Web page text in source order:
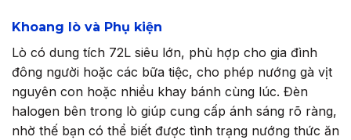
Khoang lò và Phụ kiện
Lò có dung tích 72L siêu lớn, phù hợp cho gia đình
đông người hoặc các bữa tiệc, cho phép nướng gà vịt
nguyên con hoặc nhiều khay bánh cùng lúc. Đèn
halogen bên trong lò giúp cung cấp ánh sáng rõ ràng,
nhờ thế bạn có thể biết được tình trạng nướng thức ăn